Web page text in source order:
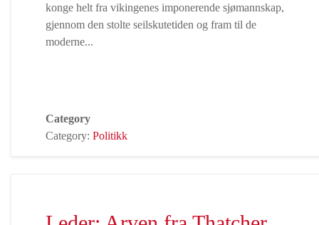
konge helt fra vikingenes imponerende sjømannskap,
gjennom den stolte seilskutetiden og fram til de
moderne...
Category
Category: Politikk